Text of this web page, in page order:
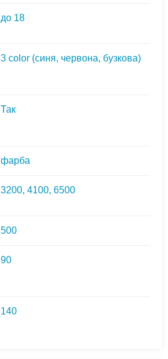
до 18
3 colоr (синя, червона, бузкова)
Так
фарба
3200, 4100, 6500
500
90
140